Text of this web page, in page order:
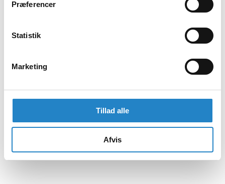
Præferencer
Statistik
Marketing
Tillad alle
Afvis